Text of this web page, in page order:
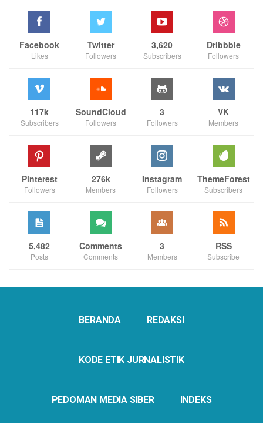
Facebook
Likes
Twitter
Followers
3,620
Subscribers
Dribbble
Followers
117k
Subscribers
SoundCloud
Followers
3
Followers
VK
Members
Pinterest
Followers
276k
Members
Instagram
Followers
ThemeForest
Subscribers
5,482
Posts
Comments
Comments
3
Members
RSS
Subscribe
BERANDA REDAKSI
KODE ETIK JURNALISTIK
PEDOMAN MEDIA SIBER INDEKS